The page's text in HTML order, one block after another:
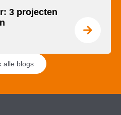
3 projecten
alle blogs